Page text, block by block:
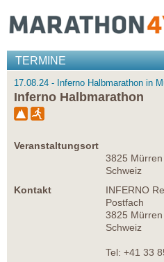
TERMINE
17.08.24 - Inferno Halbmarathon in
Inferno Halbmarathon
Veranstaltungsort
3825 Mürren
Schweiz
Kontakt
INFERNO
Postfach
3825 Mürren
Schweiz
Tel: +41 33